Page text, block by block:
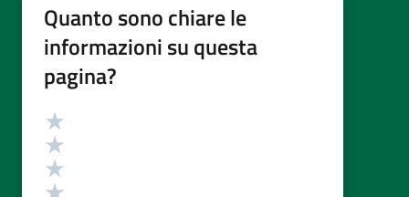
Quanto sono chiare le
informazioni su questa
pagina?
Valutazione